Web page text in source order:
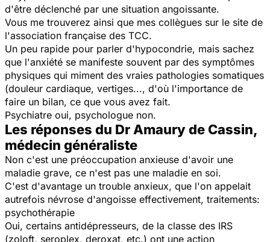
d'être déclenché par une situation angoissante.
Vous me trouverez ainsi que mes collègues sur le site de
l'association française des TCC.
Un peu rapide pour parler d'hypocondrie, mais sachez
que l'anxiété se manifeste souvent par des symptômes
physiques qui miment des vraies pathologies somatiques
(douleur cardiaque, vertiges..., d'où l'importance de
faire un bilan, ce que vous avez fait.
Psychiatre oui, psychologue non.
Les réponses du Dr Amaury de Cassin,
médecin généraliste
Non c'est une préoccupation anxieuse d'avoir une
maladie grave, ce n'est pas une maladie en soi.
C'est d'avantage un trouble anxieux, que l'on appelait
autrefois névrose d'angoisse effectivement, traitements:
psychothérapie
Oui, certains antidépresseurs, de la classe des IRS
(zoloft, seroplex, deroxat, etc.) ont une action